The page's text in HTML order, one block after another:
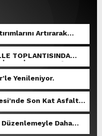
Artırarak
TOPLANTISINDA
BULUŞTU.
Yenileniyor.
Son Kat Asfalt
Düzenlemeyle Daha